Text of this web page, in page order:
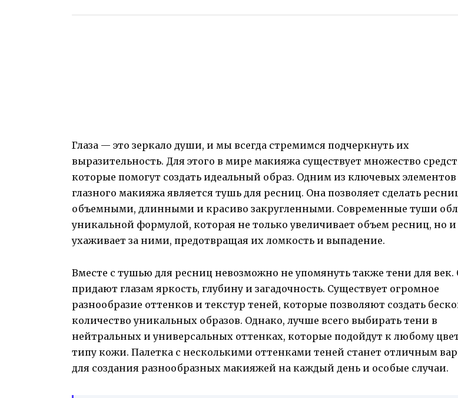
Глаза — это зеркало души, и мы всегда стремимся подчеркнуть их
выразительность. Для этого в мире макияжа существует множество
которые помогут создать идеальный образ. Одним из ключевых элементов
глазного макияжа является тушь для ресниц. Она позволяет сделать
объемными, длинными и красиво закругленными. Современные туши
уникальной формулой, которая не только увеличивает объем ресниц, но и
ухаживает за ними, предотвращая их ломкость и выпадение.
Вместе с тушью для ресниц невозможно не упомянуть также тени для век.
придают глазам яркость, глубину и загадочность. Существует огромное
разнообразие оттенков и текстур теней, которые позволяют создать
количество уникальных образов. Однако, лучше всего выбирать тени в
нейтральных и универсальных оттенках, которые подойдут к любому
типу кожи. Палетка с несколькими оттенками теней станет отличным
для создания разнообразных макияжей на каждый день и особые случаи.